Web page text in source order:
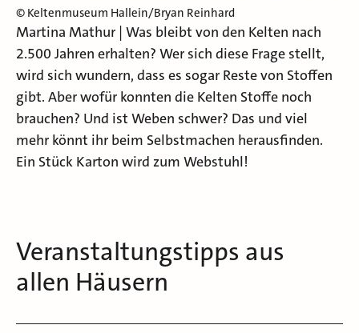
© Keltenmuseum Hallein/Bryan Reinhard
Martina Mathur | Was bleibt von den Kelten nach
2.500 Jahren erhalten? Wer sich diese Frage stellt,
wird sich wundern, dass es sogar Reste von Stoffen
gibt. Aber wofür konnten die Kelten Stoffe noch
brauchen? Und ist Weben schwer? Das und viel
mehr könnt ihr beim Selbstmachen herausfinden.
Ein Stück Karton wird zum Webstuhl!
Veranstaltungstipps aus
allen Häusern